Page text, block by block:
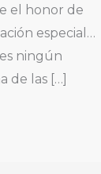
el honor de
especial…
es ningún
de las […]